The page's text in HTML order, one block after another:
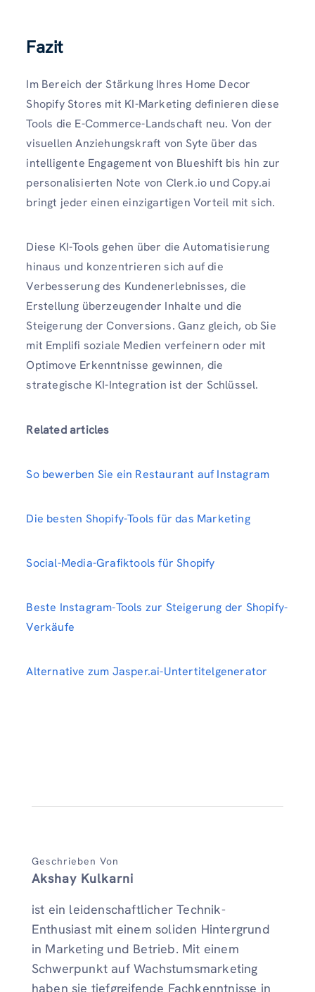
Fazit
Im Bereich der Stärkung Ihres Home Decor
Shopify Stores mit KI-Marketing definieren diese
Tools die E-Commerce-Landschaft neu. Von der
visuellen Anziehungskraft von Syte über das
intelligente Engagement von Blueshift bis hin zur
personalisierten Note von Clerk.io und Copy.ai
bringt jeder einen einzigartigen Vorteil mit sich.
Diese KI-Tools gehen über die Automatisierung
hinaus und konzentrieren sich auf die
Verbesserung des Kundenerlebnisses, die
Erstellung überzeugender Inhalte und die
Steigerung der Conversions. Ganz gleich, ob Sie
mit Emplifi soziale Medien verfeinern oder mit
Optimove Erkenntnisse gewinnen, die
strategische KI-Integration ist der Schlüssel.
Related articles
So bewerben Sie ein Restaurant auf Instagram
Die besten Shopify-Tools für das Marketing
Social-Media-Grafiktools für Shopify
Beste Instagram-Tools zur Steigerung der Shopify-
Verkäufe
Alternative zum Jasper.ai-Untertitelgenerator
Geschrieben Von
Akshay Kulkarni
ist ein leidenschaftlicher Technik-
Enthusiast mit einem soliden Hintergrund
in Marketing und Betrieb. Mit einem
Schwerpunkt auf Wachstumsmarketing
haben sie tiefgreifende Fachkenntnisse in